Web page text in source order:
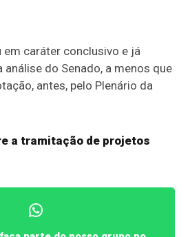
em caráter conclusivo e já
análise do Senado, a menos que
antes, pelo Plenário da
a tramitação de projetos